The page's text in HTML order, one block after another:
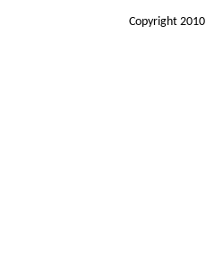
Copyright 2010